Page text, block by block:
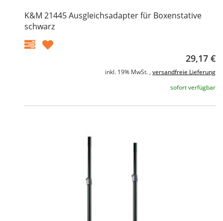
K&M 21445 Ausgleichsadapter für Boxenstative
schwarz
29,17 €
inkl. 19% MwSt. , versandfreie Lieferung
sofort verfügbar